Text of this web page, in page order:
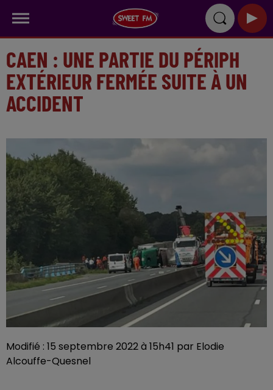
CAEN : UNE PARTIE DU PÉRIPH
EXTÉRIEUR FERMÉE SUITE À UN
ACCIDENT
Modifié : 15 septembre 2022 à 15h41 par Elodie
Alcouffe-Quesnel